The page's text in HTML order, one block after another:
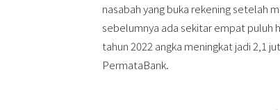
nasabah yang buka rekening setelah
sebelumnya ada sekitar empat puluh
tahun 2022 angka meningkat jadi 2,1
PermataBank.